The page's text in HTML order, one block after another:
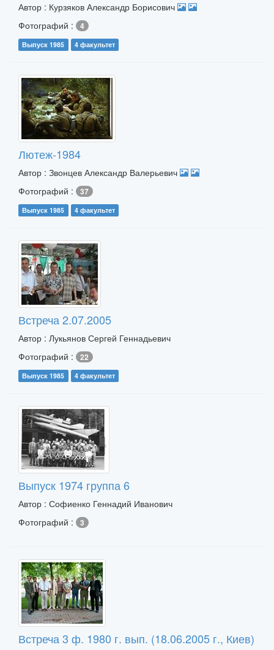
Автор : Курзяков Александр Борисович
Фотографий :
4
Выпуск 1985 4 факультет
Лютеж-1984
Автор : Звонцев Александр Валерьевич
Фотографий :
37
Выпуск 1985 4 факультет
Встреча 2.07.2005
Автор : Лукьянов Сергей Геннадьевич
Фотографий :
22
Выпуск 1985 4 факультет
Выпуск 1974 группа 6
Автор : Софиенко Геннадий Иванович
Фотографий :
3
Встреча 3 ф. 1980 г. вып. (18.06.2005 г., Киев)